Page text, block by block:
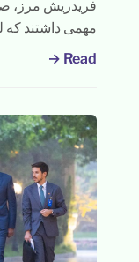
فریدریش مرز،
مهمی داشتند
Read →